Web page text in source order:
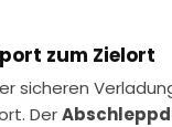
zum Zielort
sicheren
Der